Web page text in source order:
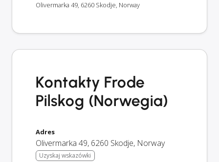
Olivermarka 49, 6260 Skodje, Norway
Kontakty Frode
Pilskog (Norwegia)
Adres
Olivermarka 49, 6260 Skodje, Norway
Uzyskaj wskazówki